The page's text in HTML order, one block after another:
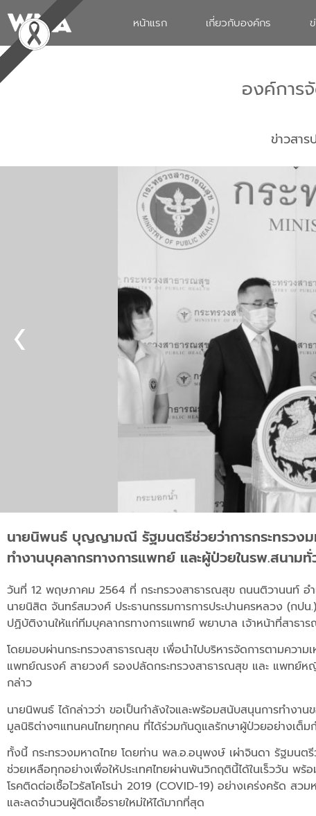
หน้าแรก เกี่ยวกับองค์กร
องค์การ
ข่าวสา
นายนิพนธ์ บุญญามณี รัฐมนตรีช่วยว่าการกระทรวง
ทำงานบุคลากรทางการแพทย์ และผู้ป่วยในรพ.สนาม
วันที่ 12 พฤษภาคม 2564 ที่ กระทรวงสาธารณสุข ถนนติวานนท์
นายนิสิต จันทร์สมวงศ์ ประธานกรรมการการประปานครหลวง (ก
ปฏิบัติงานให้แก่ทีมบุคลากรทางการแพทย์ พยาบาล เจ้าหน้าที่สาธ
โดยมอบผ่านกระทรวงสาธารณสุข เพื่อนำไปบริหารจัดการตามคว
แพทย์ณรงค์ สายวงศ์ รองปลัดกระทรวงสาธารณสุข และ แพทย์
กล่าว
นายนิพนธ์ ได้กล่าวว่า ขอเป็นกำลังใจและพร้อมสนับสนุนการทำง
มูลนิธิต่างๆแทนคนไทยทุกคน ที่ได้ร่วมกันดูแลรักษาผู้ป่วยอย่างเต็ม
ทั้งนี้ กระทรวงมหาดไทย โดยท่าน พล.อ.อนุพงษ์ เผ่าจินดา รัฐมนต
ช่วยเหลือทุกอย่างเพื่อให้ประเทศไทยผ่านพ้นวิกฤตินี้ได้ในเร็ววัน พ
โรคติดต่อเชื้อไวรัสโคโรน่า 2019 (COVID-19) อย่างเคร่งครัด ส
และลดจำนวนผู้ติดเชื้อรายใหม่ให้ได้มากที่สุด